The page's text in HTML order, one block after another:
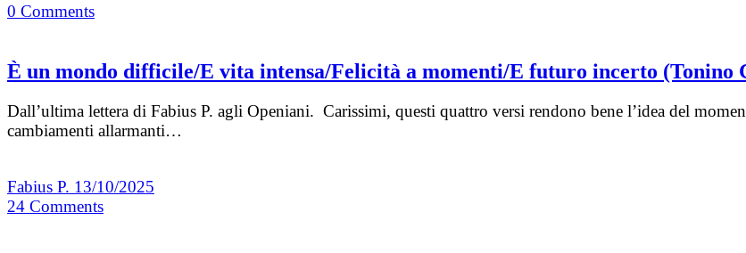
0 Comments
È un mondo difficile/E vita intensa/Felicità a momenti/E futuro incerto (Tonino
Dall’ultima lettera di Fabius P. agli Openiani. Carissimi, questi quattro versi rendono bene l’idea del
cambiamenti allarmanti…
Fabius P. 13/10/2025
24 Comments